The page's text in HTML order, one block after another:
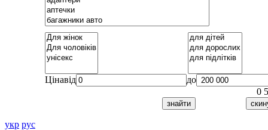
Цінавід
до
0
укр рус